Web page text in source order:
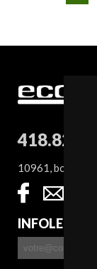
10961, boul.
INFOLETTRE